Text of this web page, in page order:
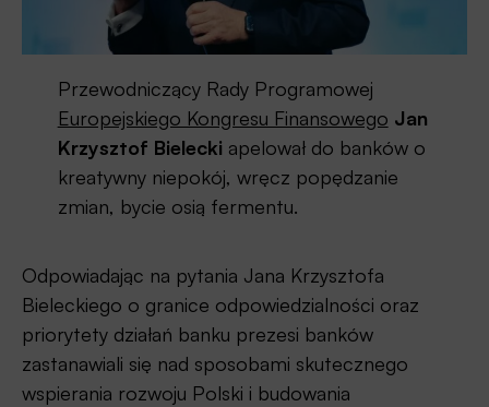
Przewodniczący Rady Programowej
Europejskiego Kongresu Finansowego Jan
Krzysztof Bielecki apelował do banków o
kreatywny niepokój, wręcz popędzanie
zmian, bycie osią fermentu.
Odpowiadając na pytania Jana Krzysztofa
Bieleckiego o granice odpowiedzialności oraz
priorytety działań banku prezesi banków
zastanawiali się nad sposobami skutecznego
wspierania rozwoju Polski i budowania